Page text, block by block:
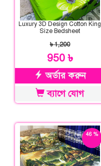
Luxury 3D Design Cotton King
Size Bedsheet
৳ 1,200
950 ৳
অর্ডার করুন
ব্যাগে যোগ
46 %